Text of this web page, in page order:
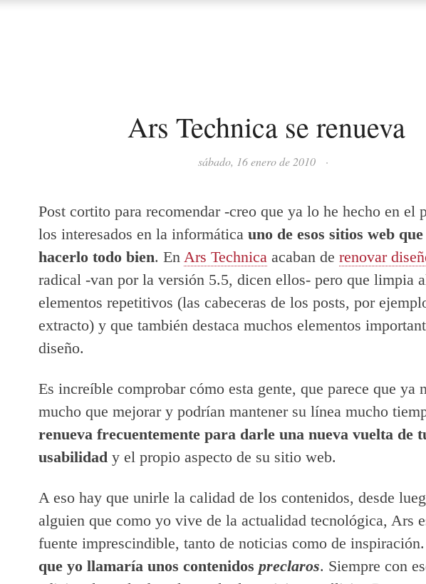
Ars Technica se renueva
sábado, 16 enero de 2010 ·
Post cortito para recomendar -creo que ya lo he hecho en el
los interesados en la informática uno de esos sitios web
hacerlo todo bien. En Ars Technica acaban de renovar
radical -van por la versión 5.5, dicen ellos- pero que limpia
elementos repetitivos (las cabeceras de los posts, por
extracto) y que también destaca muchos elementos
diseño.
Es increíble comprobar cómo esta gente, que parece que ya
mucho que mejorar y podrían mantener su línea mucho
renueva frecuentemente para darle una nueva vuelta de
usabilidad y el propio aspecto de su sitio web.
A eso hay que unirle la calidad de los contenidos, desde
alguien que como yo vive de la actualidad tecnológica, Ars
fuente imprescindible, tanto de noticias como de inspiración.
que yo llamaría unos contenidos preclaros. Siempre con